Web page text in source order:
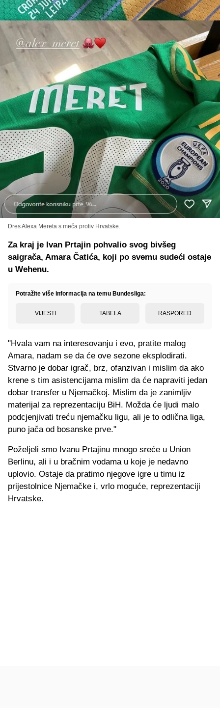
Dres Alexa Mereta s meča protiv Hrvatske.
Za kraj je Ivan Prtajin pohvalio svog bivšeg
saigrača, Amara Čatića, koji po svemu sudeći ostaje
u Wehenu.
Potražite više informacija na temu Bundesliga:
VIJESTI TABELA RASPORED
"Hvala vam na interesovanju i evo, pratite malog
Amara, nadam se da će ove sezone eksplodirati.
Stvarno je dobar igrač, brz, ofanzivan i mislim da ako
krene s tim asistencijama mislim da će napraviti jedan
dobar transfer u Njemačkoj. Mislim da je zanimljiv
materijal za reprezentaciju BiH. Možda će ljudi malo
podcjenjivati treću njemačku ligu, ali je to odlična liga,
puno jača od bosanske prve."
Poželjeli smo Ivanu Prtajinu mnogo sreće u Union
Berlinu, ali i u bračnim vodama u koje je nedavno
uplovio. Ostaje da pratimo njegove igre u timu iz
prijestolnice Njemačke i, vrlo moguće, reprezentaciji
Hrvatske.